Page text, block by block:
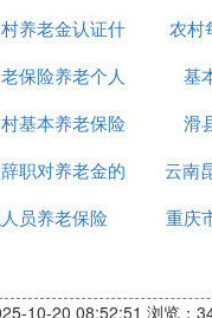
养老金认证什
时候开始
农村
保险养老个人
编码
基
基本养老保险
计算方法
滑
职对养老金的
影响吗
云南
员养老保险
重庆
10-20 08:52:51 浏览：